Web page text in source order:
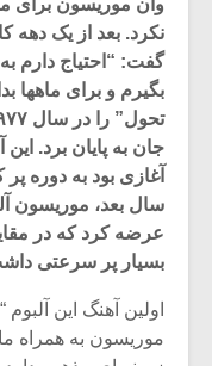
نکرد. بعد از یک دهه
گفت: “احتیاج دارم
بگیرم و برای ماهها
جان به پایان برد.
آغازی بود به دوره
عرضه کرد که در
بسیار پر سرعتی
اولین آهنگ این
موریسون به همراه